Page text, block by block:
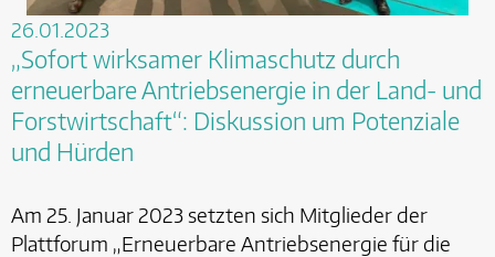
26.01.2023
„Sofort wirksamer Klimaschutz durch
erneuerbare Antriebsenergie in der Land- und
Forstwirtschaft“: Diskussion um Potenziale
und Hürden
Am 25. Januar 2023 setzten sich Mitglieder der
Plattforum „Erneuerbare Antriebsenergie für die